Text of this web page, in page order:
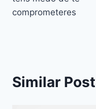
artigos
comprometeres
Similar